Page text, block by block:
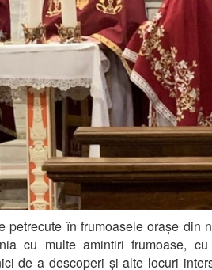
petrecute în frumoasele orașe din
cu multe amintiri frumoase, cu
de a descoperi și alte locuri